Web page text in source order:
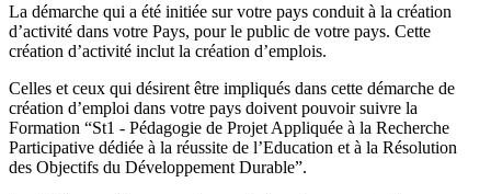
La démarche qui a été initiée sur votre pays conduit à la création
d’activité dans votre Pays, pour le public de votre pays. Cette
création d’activité inclut la création d’emplois.
Celles et ceux qui désirent être impliqués dans cette démarche de
création d’emploi dans votre pays doivent pouvoir suivre la
Formation “St1 - Pédagogie de Projet Appliquée à la Recherche
Participative dédiée à la réussite de l’Education et à la Résolution
des Objectifs du Développement Durable”.